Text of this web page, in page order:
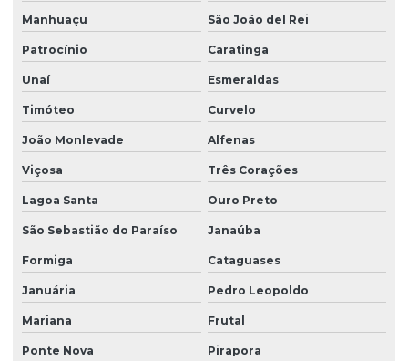
Manhuaçu São João del Rei
Patrocínio Caratinga
Unaí Esmeraldas
Timóteo Curvelo
João Monlevade Alfenas
Viçosa Três Corações
Lagoa Santa Ouro Preto
São Sebastião do Paraíso Janaúba
Formiga Cataguases
Januária Pedro Leopoldo
Mariana Frutal
Ponte Nova Pirapora